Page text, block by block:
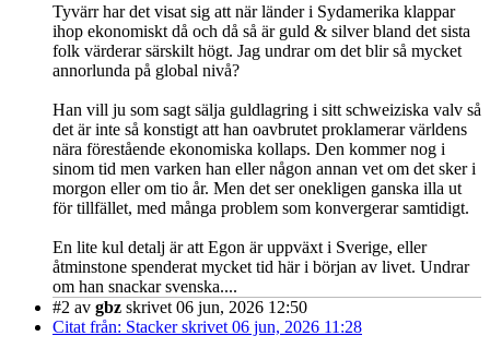
Tyvärr har det visat sig att när länder i Sydamerika klappar
ihop ekonomiskt då och då så är guld & silver bland det sista
folk värderar särskilt högt. Jag undrar om det blir så mycket
annorlunda på global nivå?
Han vill ju som sagt sälja guldlagring i sitt schweiziska valv så
det är inte så konstigt att han oavbrutet proklamerar världens
nära förestående ekonomiska kollaps. Den kommer nog i
sinom tid men varken han eller någon annan vet om det sker i
morgon eller om tio år. Men det ser onekligen ganska illa ut
för tillfället, med många problem som konvergerar samtidigt.
En lite kul detalj är att Egon är uppväxt i Sverige, eller
åtminstone spenderat mycket tid här i början av livet. Undrar
om han snackar svenska....
#2 av gbz skrivet 06 jun, 2026 12:50
Citat från: Stacker skrivet 06 jun, 2026 11:28